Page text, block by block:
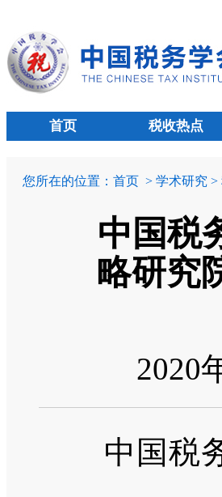
首页 税收热点
您所在的位置： 首页 > 学术研究 >
中国税
略研究
2020
中国税务